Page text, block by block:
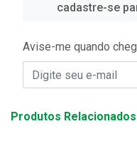
cadastre-se
Avise-me quando
Produtos Relacionados